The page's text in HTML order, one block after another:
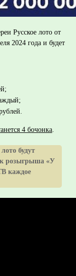
Русское лото от
2024 года и будет
4 бочонка.
будут
розыгрыша «У
каждое